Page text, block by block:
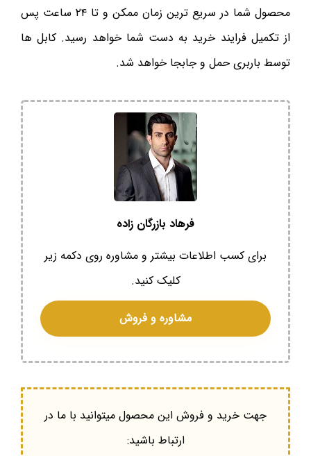
محصول شما در سریع ترین زمان ممکن و تا ۲۴ ساعت پس
از تکمیل فرایند خرید به دست شما خواهد رسید. کابل ها
توسط باربری حمل و جابجا خواهد شد.
فرهاد بازرگان زاده
برای کسب اطلاعات بیشتر و مشاوره روی دکمه زیر
کلیک کنید.
مشاوره و فروش
جهت خرید و فروش این محصول میتوانید با ما در
ارتباط باشید: